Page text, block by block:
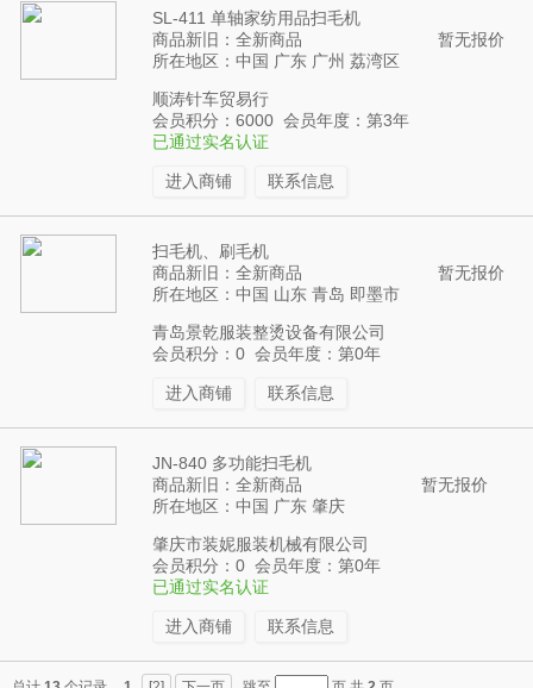
SL-411 单轴家纺用品扫毛机
商品新旧：全新商品
所在地区：中国 广东 广州 荔湾区
暂无报价
顺涛针车贸易行
会员积分：6000 会员年度：第3年
已通过实名认证
进入商铺 联系信息
扫毛机、刷毛机
商品新旧：全新商品
所在地区：中国 山东 青岛 即墨市
暂无报价
青岛景乾服装整烫设备有限公司
会员积分：0 会员年度：第0年
进入商铺 联系信息
JN-840 多功能扫毛机
商品新旧：全新商品
所在地区：中国 广东 肇庆
暂无报价
肇庆市装妮服装机械有限公司
会员积分：0 会员年度：第0年
已通过实名认证
进入商铺 联系信息